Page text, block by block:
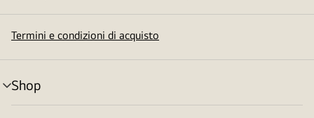
Termini e condizioni di acquisto
Shop
Attivazione
menu